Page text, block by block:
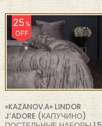
25%
OFF
«KAZANOV.A» LINDOR
J’ADORE (КАПУЧИНО)